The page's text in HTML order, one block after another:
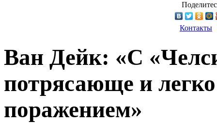
Контакты
Ван Дейк: «С
потрясающе и
поражением»